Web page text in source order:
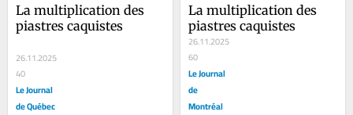
La multiplication des
piastres caquistes
26.11.2025
40
Le Journal
de Québec
La multiplication des
piastres caquistes
26.11.2025
60
Le Journal
de
Montréal